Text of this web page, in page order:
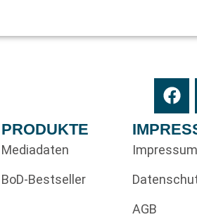
PRODUKTE
Mediadaten
BoD-Bestseller
Impressum
AGB